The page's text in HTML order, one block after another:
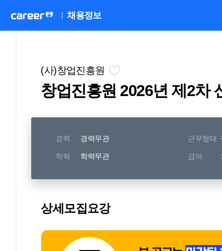
채용정보
(사)창업진흥원
창업진흥원 2026년 제2차
경력 경력무관 근무형태
학력 학력무관 급여
상세모집요강